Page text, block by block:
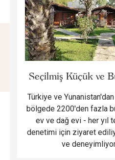
Seçilmiş Küçük ve
Türkiye ve
bölgede 2200'den fazla
ev ve dağ evi - her yıl
denetimi için ziyaret
ve